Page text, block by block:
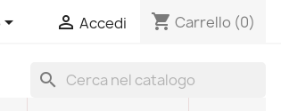
 Accedi shopping_cart Carrello (0)
search